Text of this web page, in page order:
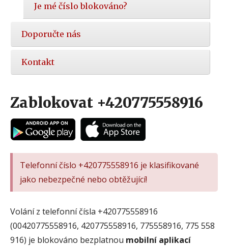
Je mé číslo blokováno?
Doporučte nás
Kontakt
Zablokovat +420775558916
Telefonní číslo +420775558916 je klasifikované
jako nebezpečné nebo obtěžující!
Volání z telefonní čísla +420775558916
(00420775558916, 420775558916, 775558916, 775 558
916) je blokováno bezplatnou mobilní aplikací